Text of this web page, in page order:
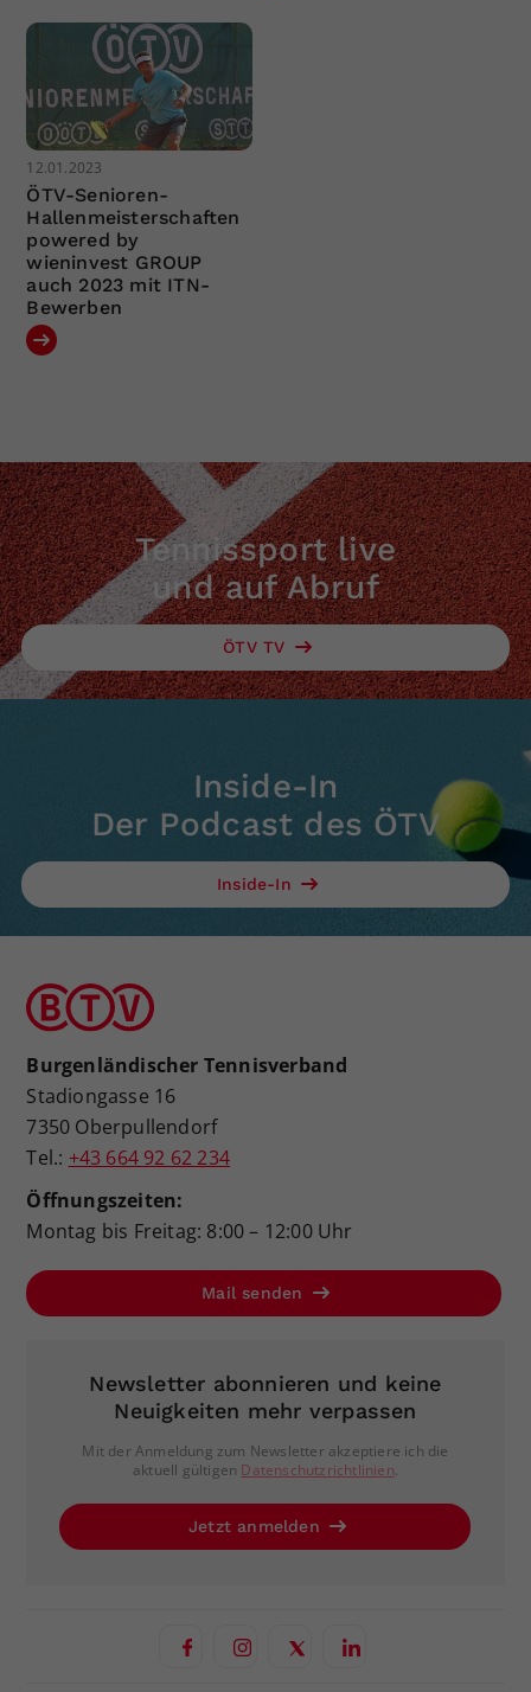
12.01.2023
ÖTV-Senioren-
Hallenmeisterschaften
powered by
wieninvest GROUP
auch 2023 mit ITN-
Bewerben
Tennissport live
und auf Abruf
ÖTV TV
Inside-In
Der Podcast des ÖTV
Inside-In
Burgenländischer Tennisverband
Stadiongasse 16
7350 Oberpullendorf
Tel.: +43 664 92 62 234
Öffnungszeiten:
Montag bis Freitag: 8:00 – 12:00 Uhr
Mail senden
Newsletter abonnieren und keine
Neuigkeiten mehr verpassen
Mit der Anmeldung zum Newsletter akzeptiere ich die
aktuell gültigen Datenschutzrichtlinien.
Jetzt anmelden